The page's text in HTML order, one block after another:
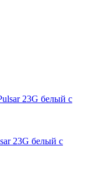
23G белый с